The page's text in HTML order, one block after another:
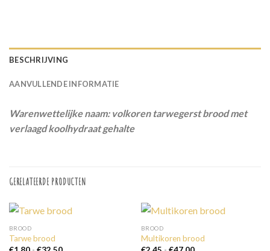
BESCHRIJVING
AANVULLENDE INFORMATIE
Warenwettelijke naam: volkoren tarwegerst brood met
verlaagd koolhydraat gehalte
GERELATEERDE PRODUCTEN
BROOD
Tarwe brood
Prijsklasse:
BROOD
Multikoren brood
Prijsklasse: